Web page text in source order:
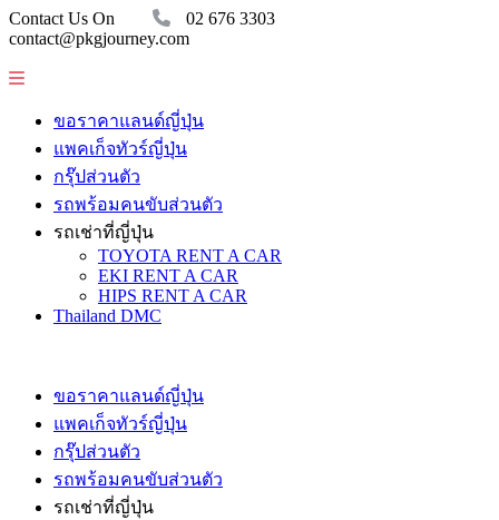
Contact Us On
02 676 3303
contact@pkgjourney.com
ขอราคาแลนด์ญี่ปุ่น
แพคเก็จทัวร์ญี่ปุ่น
กรุ๊ปส่วนตัว
รถพร้อมคนขับส่วนตัว
รถเช่าที่ญี่ปุ่น
TOYOTA RENT A CAR
EKI RENT A CAR
HIPS RENT A CAR
Thailand DMC
ขอราคาแลนด์ญี่ปุ่น
แพคเก็จทัวร์ญี่ปุ่น
กรุ๊ปส่วนตัว
รถพร้อมคนขับส่วนตัว
รถเช่าที่ญี่ปุ่น